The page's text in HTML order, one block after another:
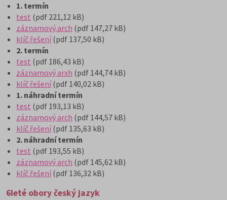
1. termín
test (pdf 221,12 kB)
záznamový arch (pdf 147,27 kB)
klíč řešení(pdf 137,50 kB)
2. termín
test (pdf 186,43 kB)
záznamový arxh (pdf 144,74 kB)
klíč řešení(pdf 140,02 kB)
1. náhradní termín
test (pdf 193,13 kB)
záznamový arch (pdf 144,57 kB)
klíč řešení(pdf 135,63 kB)
2. náhradní termín
test (pdf 193,55 kB)
záznamový arch (pdf 145,62 kB)
klíč řešení(pdf 136,32 kB)
6leté obory český jazyk